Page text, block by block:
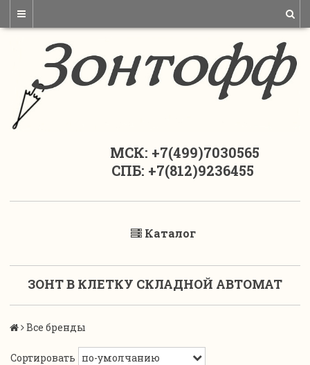
МСК: +7(499)7030565
СПБ: +7(812)9236455
Каталог
ЗОНТ В КЛЕТКУ СКЛАДНОЙ АВТОМАТ
Все бренды
Сортировать